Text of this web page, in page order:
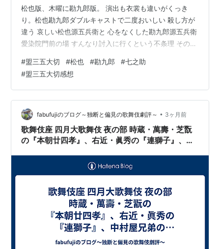
松也版、木曜に勘九郎版。 演出も衣裳も違いがくっき
り。松也勘九郎ダブルキャストで二度おいしい 殺し方が
違う 哀しい松也源五兵衛と 心をなくした勘九郎源五兵衛
愛染院門前の場 すんなり討入に行くという不条理 そのほ
出も衣裳も違いがくっきり。松也勘九郎ダブルキャスト
で二度おいしい 「どちらも違って、面白い」とは聞いて
いたけれど、これほど違うとは思わなかったのでびっく
りするやら、感心するやら。改めて歌舞伎ってすごく贅
沢な演劇だなと思ったのだ。 だって、松也版と勘九郎版
では、演出から衣裳まで違うん…
#盟三五大切 #松也 #勘九郎 #七之助
#盟三五大切感想
fabufujiのブログ～独断と偏見の歌舞伎劇評～ • 3ヶ月前
歌舞伎座 四月大歌舞伎 夜の部 時蔵・萬壽・芝翫
の『本朝廿四孝』、右近・眞秀の『連獅子』、中